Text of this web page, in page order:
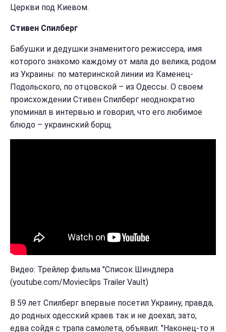
Церкви под Киевом.
Стивен Спилберг
Бабушки и дедушки знаменитого режиссера, имя
которого знакомо каждому от мала до велика, родом
из Украины: по материнской линии из Каменец-
Подольского, по отцовской – из Одессы. О своем
происхождении Стивен Спилберг неоднократно
упоминал в интервью и говорил, что его любимое
блюдо – украинский борщ.
Видео: Трейлер фильма "Список Шиндлера
(youtube.com/Movieclips Trailer Vault)
В 59 лет Спилберг впервые посетил Украину, правда,
до родных одесский краев так и не доехал, зато,
едва сойдя с трапа самолета, объявил: "Наконец-то я